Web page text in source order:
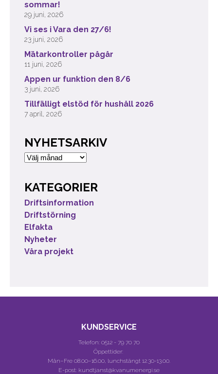
sommar!
29 juni, 2026
Vi ses i Vara den 27/6!
23 juni, 2026
Mätarkontroller pågår
11 juni, 2026
Appen ur funktion den 8/6
3 juni, 2026
Tillfälligt elstöd för hushåll 2026
7 april, 2026
NYHETSARKIV
Nyhetsarkiv
KATEGORIER
Driftsinformation
Driftstörning
Elfakta
Nyheter
Våra projekt
KUNDSERVICE
Telefon: 0512 - 79 70 70
Öppettider:
Mån–Fre 08.00–16.00, lunchstängt 12.30-13.00.
E-post: kundtjanst@kvanumenergi.se